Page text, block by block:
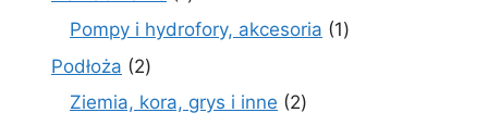
produkt
Pompy i hydrofory, akcesoria 11
Podłoża 22
Ziemia, kora, grys i inne 22